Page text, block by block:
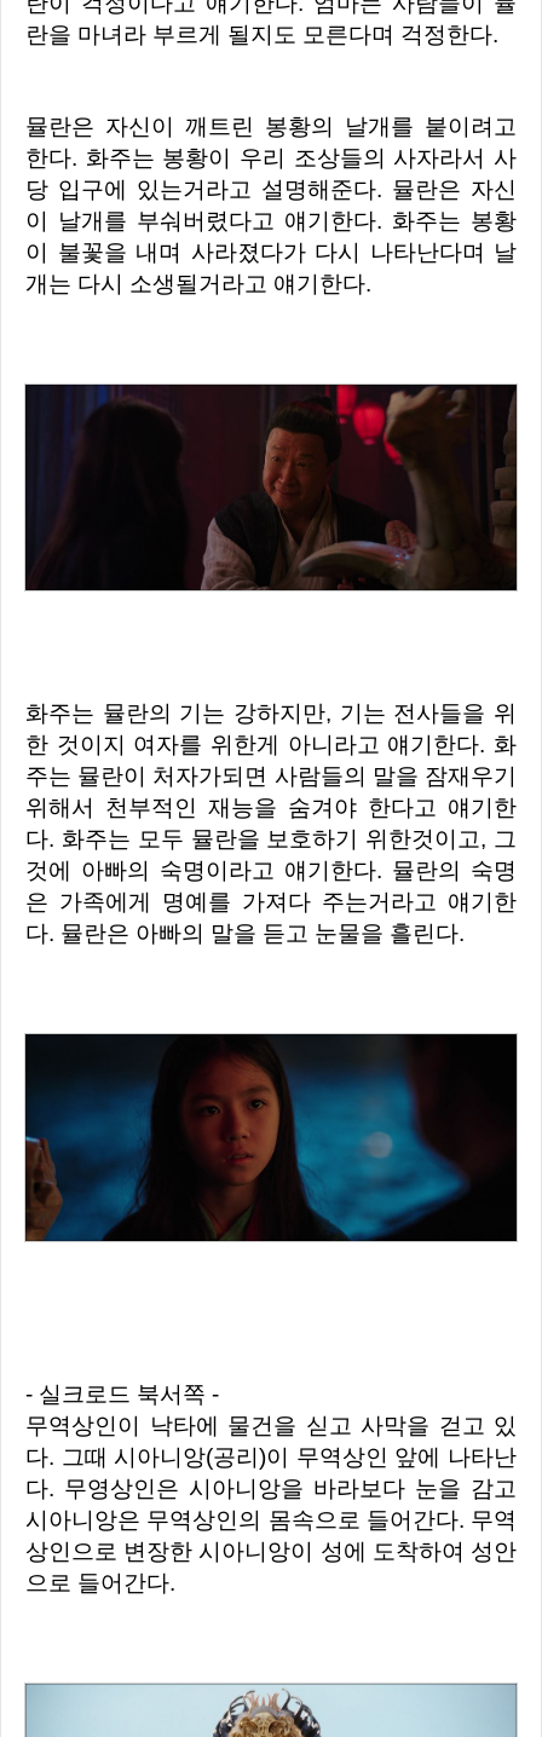
란을 마녀라 부르게 될지도 모른다며 걱정한다.
뮬란은 자신이 깨트린 봉황의 날개를 붙이려고
한다. 화주는 봉황이 우리 조상들의 사자라서 사
당 입구에 있는거라고 설명해준다. 뮬란은 자신
이 날개를 부숴버렸다고 얘기한다. 화주는 봉황
이 불꽃을 내며 사라졌다가 다시 나타난다며 날
개는 다시 소생될거라고 얘기한다.
화주는 뮬란의 기는 강하지만, 기는 전사들을 위
한 것이지 여자를 위한게 아니라고 얘기한다. 화
주는 뮬란이 처자가되면 사람들의 말을 잠재우기
위해서 천부적인 재능을 숨겨야 한다고 얘기한
다. 화주는 모두 뮬란을 보호하기 위한것이고, 그
것에 아빠의 숙명이라고 얘기한다. 뮬란의 숙명
은 가족에게 명예를 가져다 주는거라고 얘기한
다. 뮬란은 아빠의 말을 듣고 눈물을 흘린다.
- 실크로드 북서쪽 -
무역상인이 낙타에 물건을 싣고 사막을 걷고 있
다. 그때 시아니앙(공리)이 무역상인 앞에 나타난
다. 무영상인은 시아니앙을 바라보다 눈을 감고
시아니앙은 무역상인의 몸속으로 들어간다. 무역
상인으로 변장한 시아니앙이 성에 도착하여 성안
으로 들어간다.